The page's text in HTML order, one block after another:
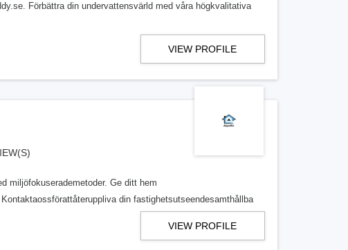
Förbättra din undervattensvärld med våra högkvalitativa
VIEW PROFILE
miljöfokuserademetoder. Ge ditt hem
din fastighetsutseendesamthållba
VIEW PROFILE